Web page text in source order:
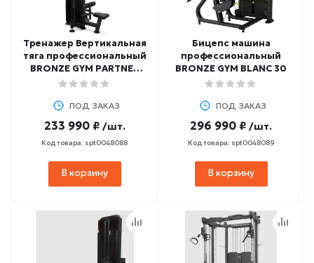
Тренажер Вертикальная
тяга профессиональный
BRONZE GYM PARTNER
ML-806
ПОД ЗАКАЗ
233 990 ₽ /шт.
Код товара: spt0048088
В корзину
Бицепс машина
профессиональный
BRONZE GYM BLANC 30
ПОД ЗАКАЗ
296 990 ₽ /шт.
Код товара: spt0048089
В корзину